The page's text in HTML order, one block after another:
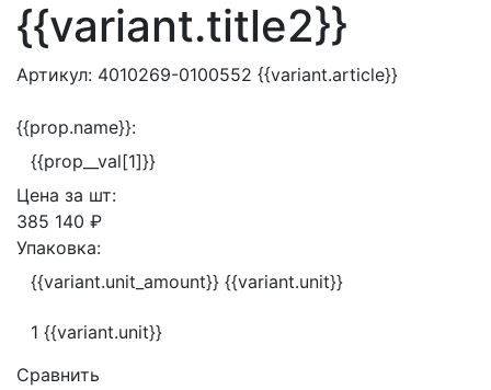
{{variant.title2}}
Артикул: 4010269-0100552 {{variant.article}}
{{prop.name}}:
{{prop__val[1]}}
Цена за шт:
385 140 ₽
Упаковка:
{{variant.unit_amount}} {{variant.unit}}
1 {{variant.unit}}
Сравнить